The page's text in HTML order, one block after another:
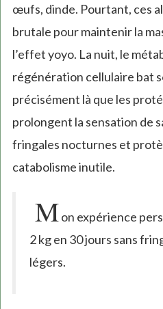
œufs, dinde. Pourtant, ces
brutale pour maintenir la
l’effet yoyo. La nuit, le
régénération cellulaire bat
précisément là que les
prolongent la sensation de
fringales nocturnes et
catabolisme inutile.
Mon expérience
2 kg en 30 jours sans
légers.